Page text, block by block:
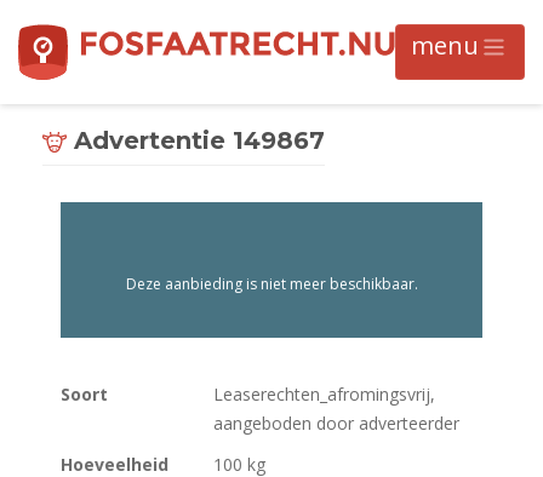
Advertentie 149867
Soort
Leaserechten_afromingsvrij,
aangeboden door adverteerder
Hoeveelheid
100 kg
Deze aanbieding is niet meer beschikbaar.